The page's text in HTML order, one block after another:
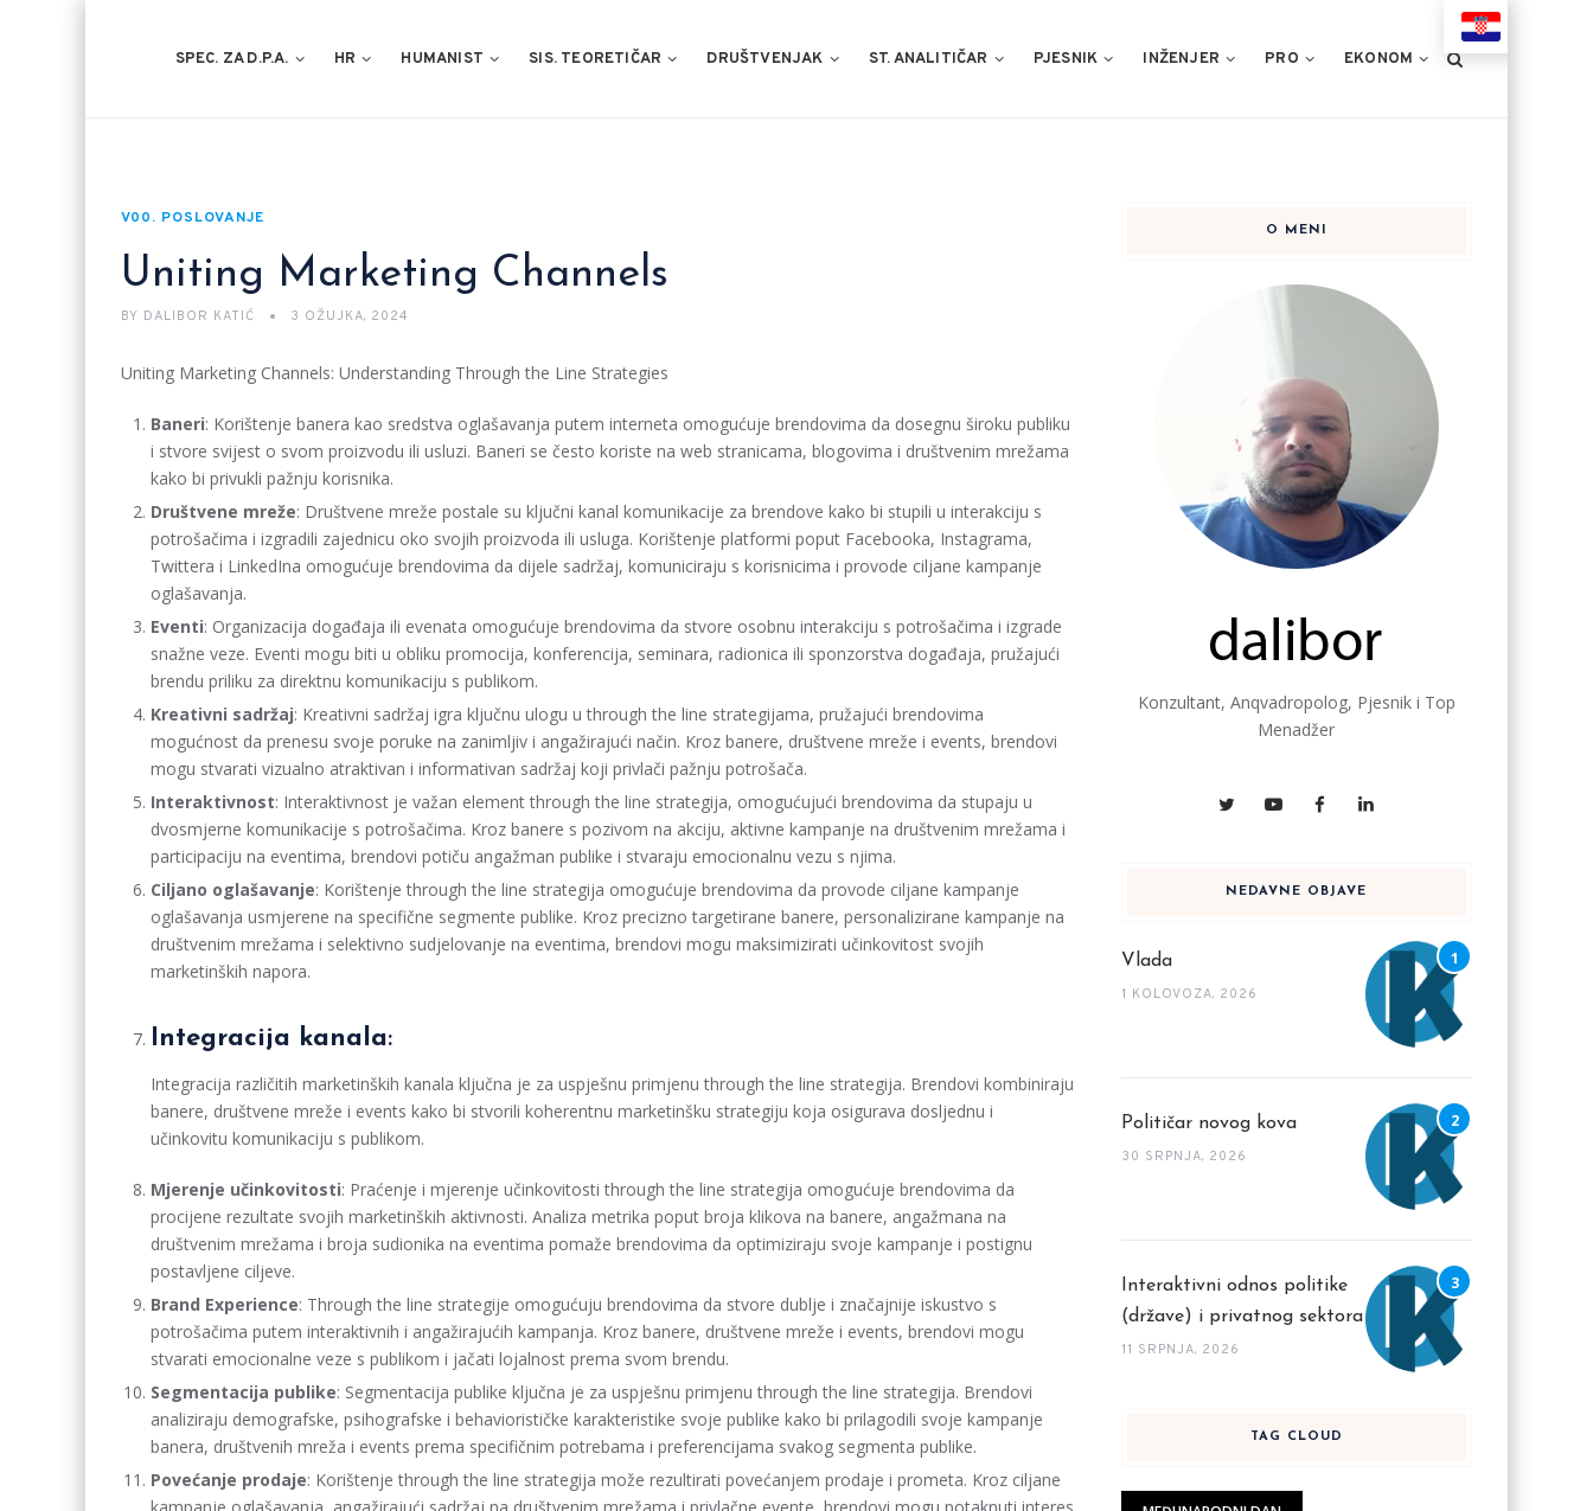
SPEC. ZA D.P.A. HR HUMANIST SIS. TEORETIČAR DRUŠTVENJAK ST. ANALITIČAR PJESNIK INŽENJER PRO EKONOM
V00. POSLOVANJE
Uniting Marketing Channels
BY DALIBOR KATIĆ 3 OŽUJKA, 2024
Uniting Marketing Channels: Understanding Through the Line Strategies
Baneri: Korištenje banera kao sredstva oglašavanja putem interneta omogućuje brendovima da dosegnu široku publiku
i stvore svijest o svom proizvodu ili usluzi. Baneri se često koriste na web stranicama, blogovima i društvenim mrežama
kako bi privukli pažnju korisnika.
Društvene mreže: Društvene mreže postale su ključni kanal komunikacije za brendove kako bi stupili u interakciju s
potrošačima i izgradili zajednicu oko svojih proizvoda ili usluga. Korištenje platformi poput Facebooka, Instagrama,
Twittera i LinkedIna omogućuje brendovima da dijele sadržaj, komuniciraju s korisnicima i provode ciljane kampanje
oglašavanja.
Eventi: Organizacija događaja ili evenata omogućuje brendovima da stvore osobnu interakciju s potrošačima i izgrade
snažne veze. Eventi mogu biti u obliku promocija, konferencija, seminara, radionica ili sponzorstva događaja, pružajući
brendu priliku za direktnu komunikaciju s publikom.
Kreativni sadržaj: Kreativni sadržaj igra ključnu ulogu u through the line strategijama, pružajući brendovima
mogućnost da prenesu svoje poruke na zanimljiv i angažirajući način. Kroz banere, društvene mreže i events, brendovi
mogu stvarati vizualno atraktivan i informativan sadržaj koji privlači pažnju potrošača.
Interaktivnost: Interaktivnost je važan element through the line strategija, omogućujući brendovima da stupaju u
dvosmjerne komunikacije s potrošačima. Kroz banere s pozivom na akciju, aktivne kampanje na društvenim mrežama i
participaciju na eventima, brendovi potiču angažman publike i stvaraju emocionalnu vezu s njima.
Ciljano oglašavanje: Korištenje through the line strategija omogućuje brendovima da provode ciljane kampanje
oglašavanja usmjerene na specifične segmente publike. Kroz precizno targetirane banere, personalizirane kampanje na
društvenim mrežama i selektivno sudjelovanje na eventima, brendovi mogu maksimizirati učinkovitost svojih
marketinških napora.
Integracija kanala:
Integracija različitih marketinških kanala ključna je za uspješnu primjenu through the line strategija. Brendovi kombiniraju
banere, društvene mreže i events kako bi stvorili koherentnu marketinšku strategiju koja osigurava dosljednu i
učinkovitu komunikaciju s publikom.
Mjerenje učinkovitosti: Praćenje i mjerenje učinkovitosti through the line strategija omogućuje brendovima da
procijene rezultate svojih marketinških aktivnosti. Analiza metrika poput broja klikova na banere, angažmana na
društvenim mrežama i broja sudionika na eventima pomaže brendovima da optimiziraju svoje kampanje i postignu
postavljene ciljeve.
Brand Experience: Through the line strategije omogućuju brendovima da stvore dublje i značajnije iskustvo s
potrošačima putem interaktivnih i angažirajućih kampanja. Kroz banere, društvene mreže i events, brendovi mogu
stvarati emocionalne veze s publikom i jačati lojalnost prema svom brendu.
Segmentacija publike: Segmentacija publike ključna je za uspješnu primjenu through the line strategija. Brendovi
analiziraju demografske, psihografske i behaviorističke karakteristike svoje publike kako bi prilagodili svoje kampanje
banera, društvenih mreža i events prema specifičnim potrebama i preferencijama svakog segmenta publike.
Povećanje prodaje: Korištenje through the line strategija može rezultirati povećanjem prodaje i prometa. Kroz ciljane
O MENI
Konzultant, Anqvadropolog, Pjesnik i Top
Menadžer
NEDAVNE OBJAVE
Vlada
1 KOLOVOZA, 2026
Političar novog kova
30 SRPNJA, 2026
Interaktivni odnos politike
(države) i privatnog sektora
11 SRPNJA, 2026
TAG CLOUD